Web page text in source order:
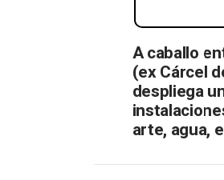
¿Sabe
A caballo
(ex Cárcel
despliega
arte, agua,